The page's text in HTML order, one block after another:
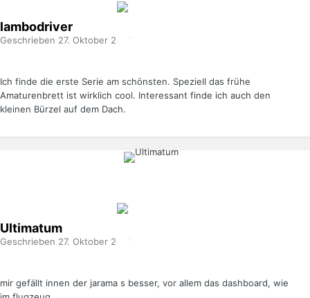
lambodriver
Geschrieben 27. Oktober 2020
Ich finde die erste Serie am schönsten. Speziell das frühe
Amaturenbrett ist wirklich cool. Interessant finde ich auch den
kleinen Bürzel auf dem Dach.
Ultimatum
Geschrieben 27. Oktober 2020
mir gefällt innen der jarama s besser, vor allem das dashboard, wie